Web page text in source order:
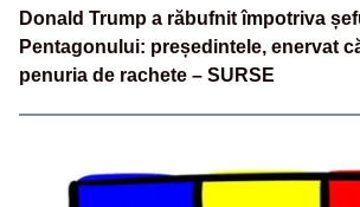
Donald Trump a răbufnit împotriva
Pentagonului: președintele, enervat
penuria de rachete – SURSE